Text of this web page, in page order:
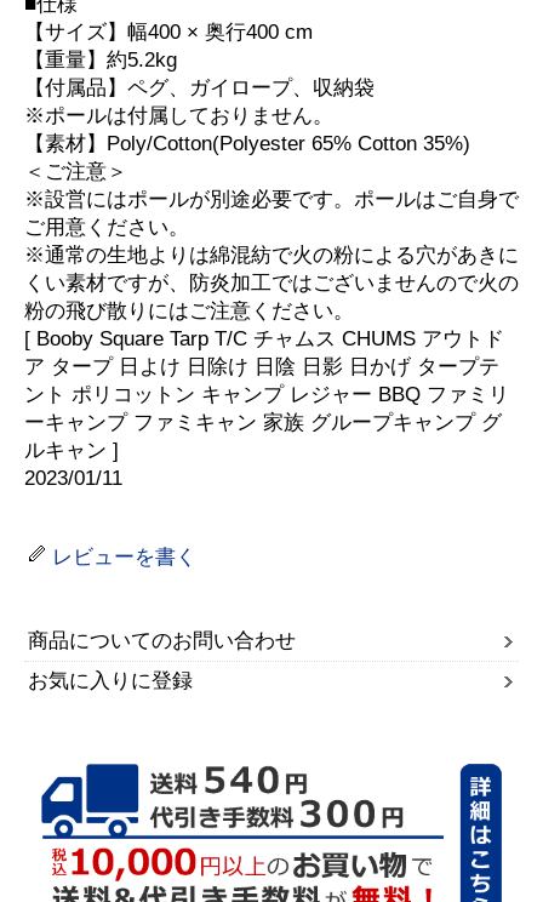
【サイズ】幅400 × 奥行400 cm
【重量】約5.2kg
【付属品】ペグ、ガイロープ、収納袋
※ポールは付属しておりません。
【素材】Poly/Cotton(Polyester 65% Cotton 35%)
＜ご注意＞
※設営にはポールが別途必要です。ポールはご自身で
ご用意ください。
※通常の生地よりは綿混紡で火の粉による穴があきに
くい素材ですが、防炎加工ではございませんので火の
粉の飛び散りにはご注意ください。
[ Booby Square Tarp T/C チャムス CHUMS アウトド
ア タープ 日よけ 日除け 日陰 日影 日かげ タープテ
ント ポリコットン キャンプ レジャー BBQ ファミリ
ーキャンプ ファミキャン 家族 グループキャンプ グ
ルキャン ]
2023/01/11
レビューを書く
商品についてのお問い合わせ
お気に入りに登録